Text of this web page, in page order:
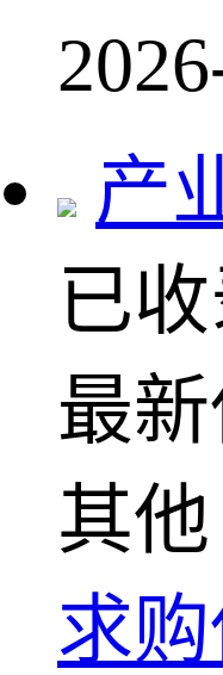
产
已
最新
其他
求